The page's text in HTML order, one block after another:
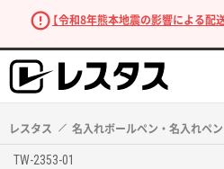
【令和8年熊本地震の影響による配
レスタス 名入れボールペン・名入れペン
TW-2353-01